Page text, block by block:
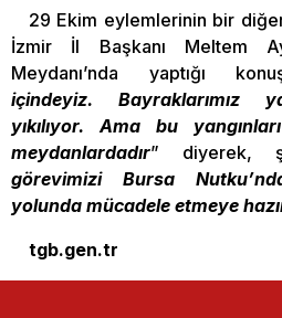
29 Ekim eylemlerinin bir
İzmir İl Başkanı Meltem
Meydanı’nda yaptığı
içindeyiz. Bayraklarımız
yıkılıyor. Ama bu
meydanlardadır” diyerek,
görevimizi Bursa
yolunda mücadele etmeye
tgb.gen.tr